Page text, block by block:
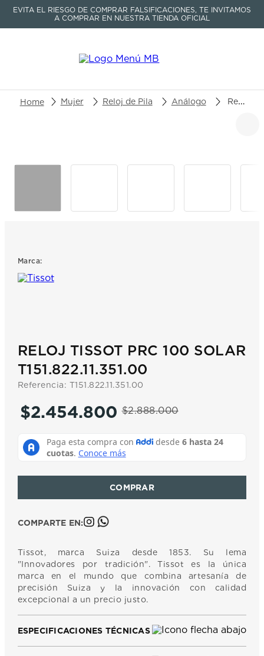
EVITA EL RIESGO DE COMPRAR FALSIFICACIONES, TE INVITAMOS
A COMPRAR EN NUESTRA TIENDA OFICIAL
Buscar un producto o artículo
Mujer Reloj de Pila Análogo Reloj Tissot PRC 100 Solar T151.822.11.351.00
Marca:
RELOJ TISSOT PRC 100 SOLAR
T151.822.11.351.00
Referencia: T151.822.11.351.00
$2.888.000
$2.454.800
COMPARTE EN:
Tissot, marca Suiza desde 1853. Su lema
"Innovadores por tradición". Tissot es la única
marca en el mundo que combina artesanía de
precisión Suiza y la innovación con calidad
excepcional a un precio justo.
ESPECIFICACIONES TÉCNICAS
4.
tissot